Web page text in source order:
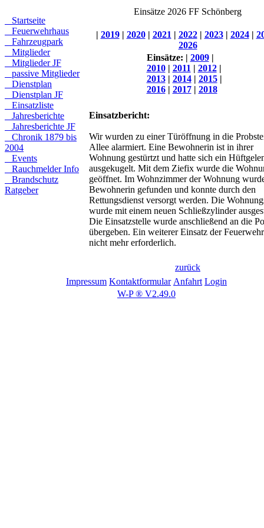
Startseite
Feuerwehrhaus
Fahrzeugpark
Mitglieder
Mitglieder JF
passive Mitglieder
Dienstplan
Dienstplan JF
Einsatzliste
Jahresberichte
Jahresberichte JF
Chronik 1879 bis
2004
Events
Rauchmelder Info
Brandschutz
Ratgeber
Einsätze 2026 FF Schönberg
| 2019| 2020| 2021 | 2022| 2023| 2024|
2026
Einsätze: | 2009|
2010| 2011 | 2012|
2013| 2014| 2015|
2016| 2017| 2018
Einsatzbericht:
Wir wurden zu einer Türöffnung in die
Allee alarmiert. Eine Bewohnerin ist in ihrer
Wohnung gestürtzt und hatte sich ein
ausgekugelt. Mit dem Ziefix wurde die
geöffnet. Im Wohnzimmer der Wohnung
Bewohnerin gefunden und konnte durch den
Rettungsdienst versorgt werden. Die
wurde mit einem neuen Schließzylinder
Die Einsatzstelle wurde anschließend an die
übergeben. Ein weiterer Einsatz der
nicht mehr erforderlich.
zurück
Impressum Kontaktformular Anfahrt Login
W-P ® V2.49.0